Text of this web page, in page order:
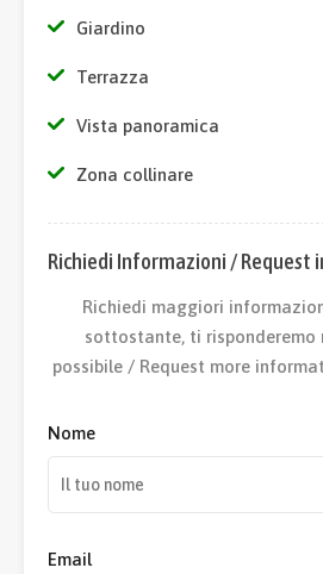
Giardino
Terrazza
Vista panoramica
Zona collinare
Richiedi Informazioni / Request
Richiedi maggiori
sottostante, ti risponderemo
possibile / Request more
Nome
Email